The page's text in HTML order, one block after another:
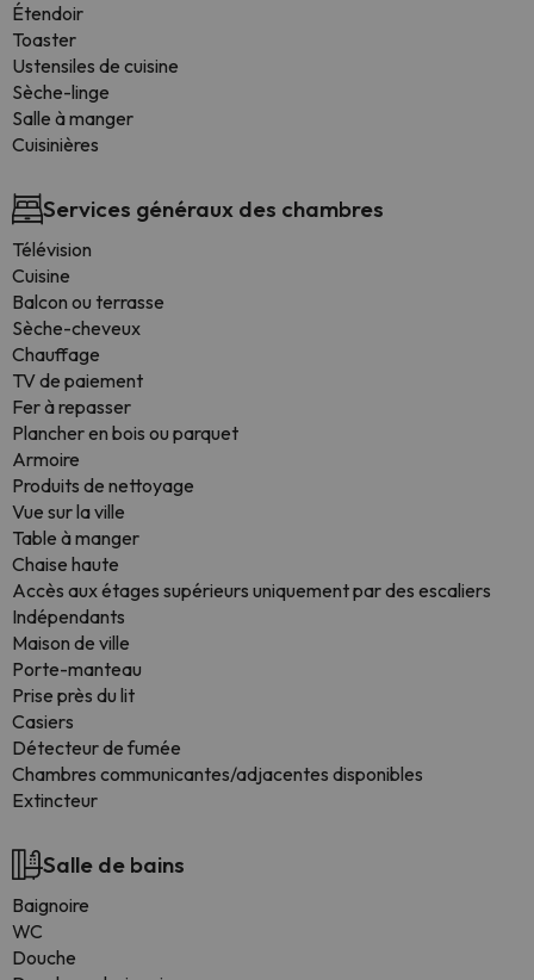
Étendoir
Toaster
Ustensiles de cuisine
Sèche-linge
Salle à manger
Cuisinières
Services généraux des chambres
Télévision
Cuisine
Balcon ou terrasse
Sèche-cheveux
Chauffage
TV de paiement
Fer à repasser
Plancher en bois ou parquet
Armoire
Produits de nettoyage
Vue sur la ville
Table à manger
Chaise haute
Accès aux étages supérieurs uniquement par des escaliers
Indépendants
Maison de ville
Porte-manteau
Prise près du lit
Casiers
Détecteur de fumée
Chambres communicantes/adjacentes disponibles
Extincteur
Salle de bains
Baignoire
WC
Douche